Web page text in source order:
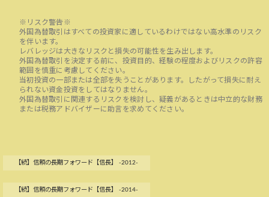
※リスク警告※
外国為替取引はすべての投資家に適しているわけではない高水準のリスク
を伴います。
レバレッジは大きなリスクと損失の可能性を生み出します。
外国為替取引を決定する前に、投資目的、経験の程度およびリスクの許容
範囲を慎重に考慮してください。
当初投資の一部または全部を失うことがあります。したがって損失に耐え
られない資金投資をしてはなりません。
外国為替取引に関連するリスクを検討し、疑義があるときは中立的な財務
または税務アドバイザーに助言を求めてください。
【続】信頼の長期フォワード【信長】 -2012-
【続】信頼の長期フォワード【信長】 -2014-